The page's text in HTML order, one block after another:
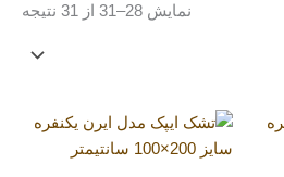
نمایش 28–31 از 31 نتیجه